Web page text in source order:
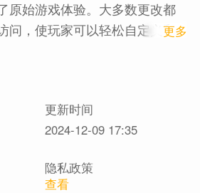
原始游戏体验。大多数更改都
问，使玩家可以轻松自定义和
1 更多
更新时间
2024-12-09 17:35
隐私政策
查看